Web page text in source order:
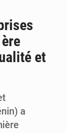
Bénin : Djogbénou inspecte le chantier du siège de l’Assemblée
Bénin et Canada scellent un partenariat inédit
Bénin : Le CEG La Verdure de Ouèdo fait sa mue pour la rentrée
et
a